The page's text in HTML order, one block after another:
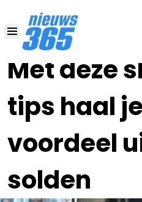
Met deze
tips haal
voordeel
solden
06 JUL , 8:00•